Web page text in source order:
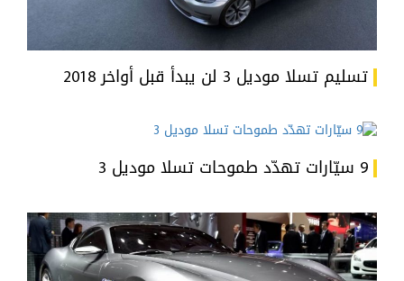
تسليم تسلا موديل 3 لن يبدأ قبل أواخر 2018
9 سيّارات تهدّد طموحات تسلا موديل 3